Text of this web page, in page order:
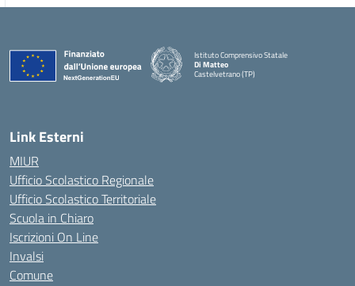
Istituto Comprensivo Statale
Di Matteo
Castelvetrano (TP)
Link Esterni
MIUR
Ufficio Scolastico Regionale
Ufficio Scolastico Territoriale
Scuola in Chiaro
Iscrizioni On Line
Invalsi
Comune